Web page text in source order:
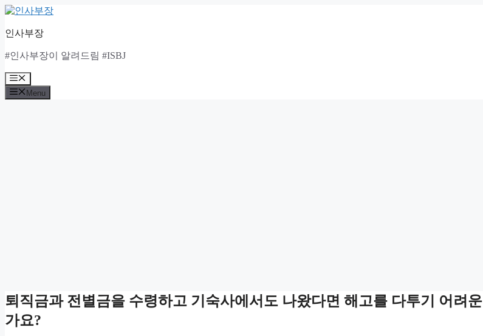
Skip
content
인사부장
#인사부장이 알려드림 #ISBJ
Menu
Menu
퇴직금과 전별금을 수령하고 기숙사에서도 나왔다면 해고를 다투기 어려운
가요?